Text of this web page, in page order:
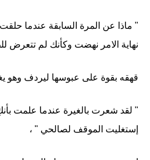
" ماذا عن المرة السابقة عندما
نهاية الامر نهضت وكأنك لم تتعرض
قهقه بقوة على عبوسها ليردف وهو
" لقد شعرت بالغيرة عندما علمت
إستغليت الموقف لصالحي " ،